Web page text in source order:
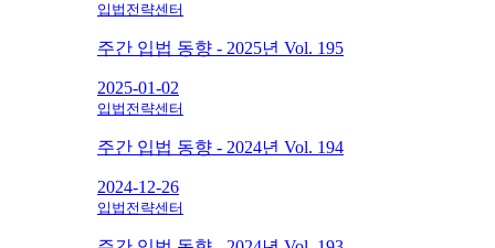
입법전략센터
주간 입법 동향 - 2025년 Vol. 195
2025-01-02
입법전략센터
주간 입법 동향 - 2024년 Vol. 194
2024-12-26
입법전략센터